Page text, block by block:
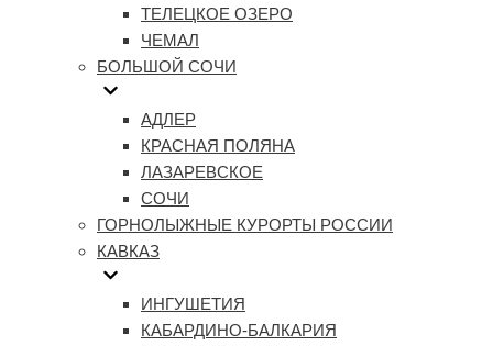
ТЕЛЕЦКОЕ ОЗЕРО
ЧЕМАЛ
БОЛЬШОЙ СОЧИ
АДЛЕР
КРАСНАЯ ПОЛЯНА
ЛАЗАРЕВСКОЕ
СОЧИ
ГОРНОЛЫЖНЫЕ КУРОРТЫ РОССИИ
КАВКАЗ
ИНГУШЕТИЯ
КАБАРДИНО-БАЛКАРИЯ